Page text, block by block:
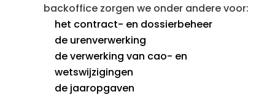
backoffice zorgen we onder andere voor:
het contract- en dossierbeheer
de urenverwerking
de verwerking van cao- en
wetswijzigingen
de jaaropgaven